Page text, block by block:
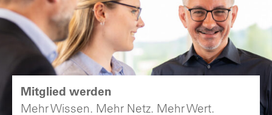
Mitglied werden
Mehr Wissen. Mehr Netz. Mehr Wert.